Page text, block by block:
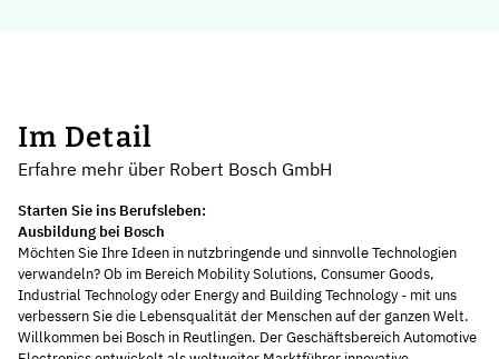
Im Detail
Erfahre mehr über Robert Bosch GmbH
Starten Sie ins Berufsleben:
Ausbildung bei Bosch
Möchten Sie Ihre Ideen in nutzbringende und sinnvolle Technologien
verwandeln? Ob im Bereich Mobility Solutions, Consumer Goods,
Industrial Technology oder Energy and Building Technology - mit uns
verbessern Sie die Lebensqualität der Menschen auf der ganzen Welt.
Willkommen bei Bosch in Reutlingen. Der Geschäftsbereich Automotive